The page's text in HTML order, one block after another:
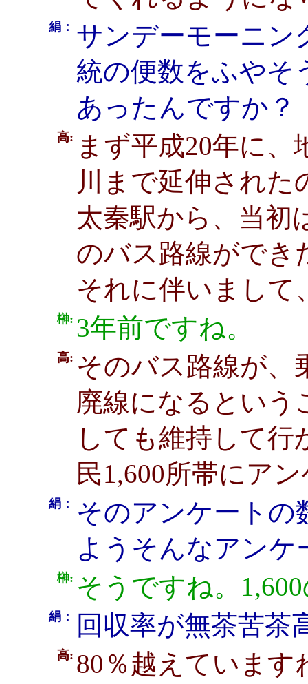
絹： サンデーモーニン
統の便数をふやそ
あったんですか？
高: まず平成20年に
川まで延伸された
太秦駅から、当初
のバス路線ができ
それに伴いまして
榊: 3年前ですね。
高: そのバス路線が、
廃線になるという
しても維持して
民1,600所帯にア
絹：
そのアンケートの
ようそんなアン
榊: そうですね。
絹： 回収率が無茶苦茶
高: 80％越えています